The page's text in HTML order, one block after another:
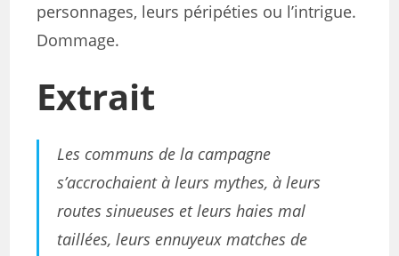
personnages, leurs péripéties ou l’intrigue.
Dommage.
Extrait
Les communs de la campagne
s’accrochaient à leurs mythes, à leurs
routes sinueuses et leurs haies mal
taillées, leurs ennuyeux matches de